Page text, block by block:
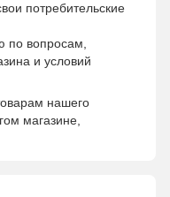
потребительские
по вопросам,
и условий
нашего
магазине,